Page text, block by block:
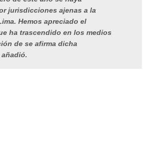
jurisdicciones ajenas a la
Hemos apreciado el
ha trascendido en los medios
de se afirma dicha